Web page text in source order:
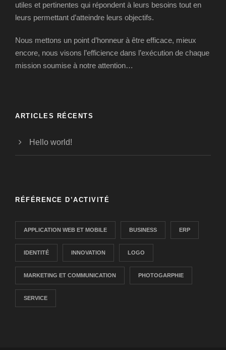
utiles et pertinentes qui répondent à leurs besoins tout en
leurs permettant d’atteindre leurs objectifs.
Nous mettons un point d’honneur à être efficace, mieux
encore, nous visons l’efficience dans l’exécution de chaque
mission soumise à notre attention…
ARTICLES RÉCENTS
Hello world!
RÉFÉRENCE D’ACTIVITÉ
APPLICATION WEB ET MOBILE BUSINESS ERP
IDENTITÉ INNOVATION LOGO
MARKETING ET COMMUNICATION PHOTOGARPHIE
SERVICE